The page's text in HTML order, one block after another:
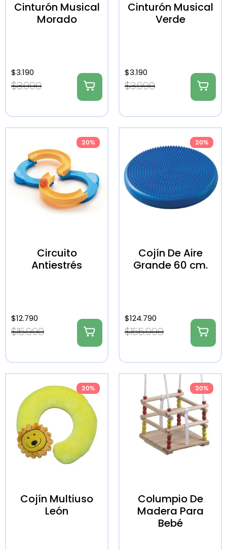
Cinturón Musical
Morado
$3.990
$3.190
Cinturón Musical
Verde
$3.990
$3.190
20%
Circuito
Antiestrés
$15.990
$12.790
20%
Cojín De Aire
Grande 60 cm.
$155.990
$124.790
20%
Cojín Multiuso
León
20%
Columpio De
Madera Para
Bebé